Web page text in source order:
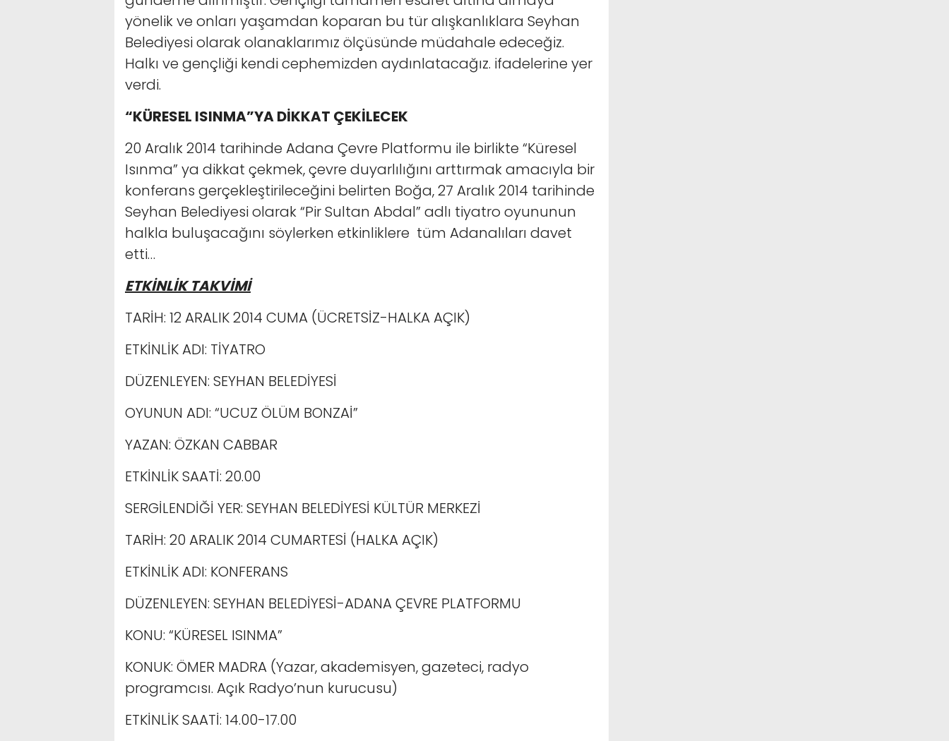
yönelik ve onları yaşamdan koparan bu tür alışkanlıklara Seyhan
Belediyesi olarak olanaklarımız ölçüsünde müdahale edeceğiz.
Halkı ve gençliği kendi cephemizden aydınlatacağız. ifadelerine yer
verdi.
“KÜRESEL ISINMA”YA DİKKAT ÇEKİLECEK
20 Aralık 2014 tarihinde Adana Çevre Platformu ile birlikte “Küresel
Isınma” ya dikkat çekmek, çevre duyarlılığını arttırmak amacıyla bir
konferans gerçekleştirileceğini belirten Boğa, 27 Aralık 2014 tarihinde
Seyhan Belediyesi olarak “Pir Sultan Abdal” adlı tiyatro oyununun
halkla buluşacağını söylerken etkinliklere tüm Adanalıları davet
etti…
ETKİNLİK TAKVİMİ
TARİH: 12 ARALIK 2014 CUMA (ÜCRETSİZ-HALKA AÇIK)
ETKİNLİK ADI: TİYATRO
DÜZENLEYEN: SEYHAN BELEDİYESİ
OYUNUN ADI: “UCUZ ÖLÜM BONZAİ”
YAZAN: ÖZKAN CABBAR
ETKİNLİK SAATİ: 20.00
SERGİLENDİĞİ YER: SEYHAN BELEDİYESİ KÜLTÜR MERKEZİ
TARİH: 20 ARALIK 2014 CUMARTESİ (HALKA AÇIK)
ETKİNLİK ADI: KONFERANS
DÜZENLEYEN: SEYHAN BELEDİYESİ-ADANA ÇEVRE PLATFORMU
KONU: “KÜRESEL ISINMA”
KONUK: ÖMER MADRA (Yazar, akademisyen, gazeteci, radyo
programcısı. Açık Radyo’nun kurucusu)
ETKİNLİK SAATİ: 14.00-17.00